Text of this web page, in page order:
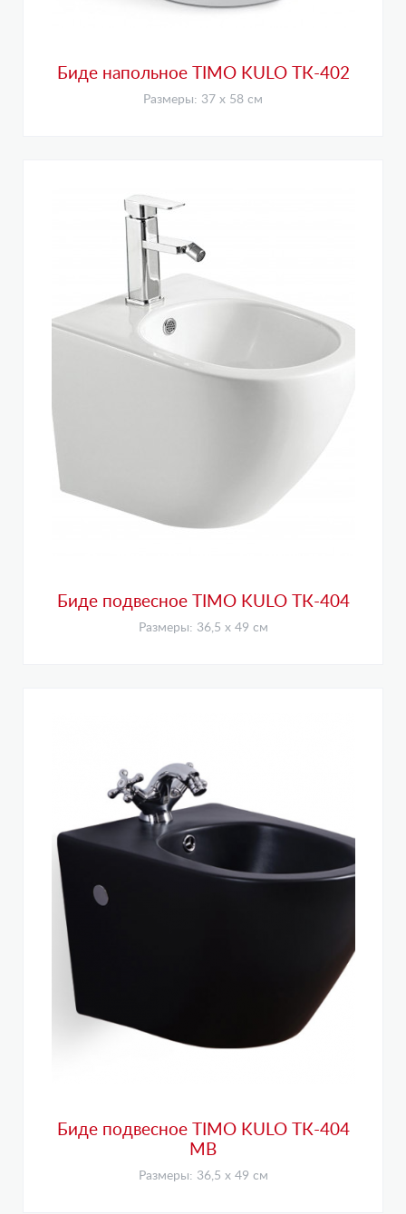
Биде напольное TIMO KULO ТК-402
Размеры: 37 х 58 см
Биде подвесное TIMO KULO ТК-404
Размеры: 36,5 х 49 см
Биде подвесное TIMO KULO ТК-404
MB
Размеры: 36,5 х 49 см